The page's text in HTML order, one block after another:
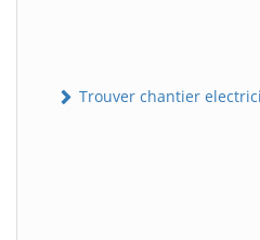
Trouver chantier